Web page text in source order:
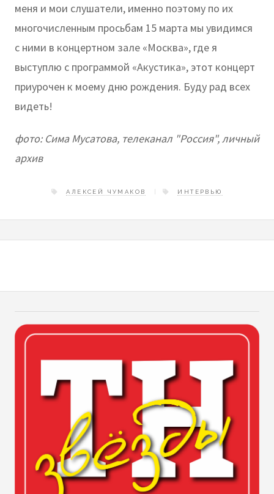
меня и мои слушатели, именно поэтому по их
многочисленным просьбам 15 марта мы увидимся
с ними в концертном зале «Москва», где я
выступлю с программой «Акустика», этот концерт
приурочен к моему дню рождения. Буду рад всех
видеть!
фото: Сима Мусатова, телеканал "Россия", личный
архив
АЛЕКСЕЙ ЧУМАКОВ ИНТЕРВЬЮ